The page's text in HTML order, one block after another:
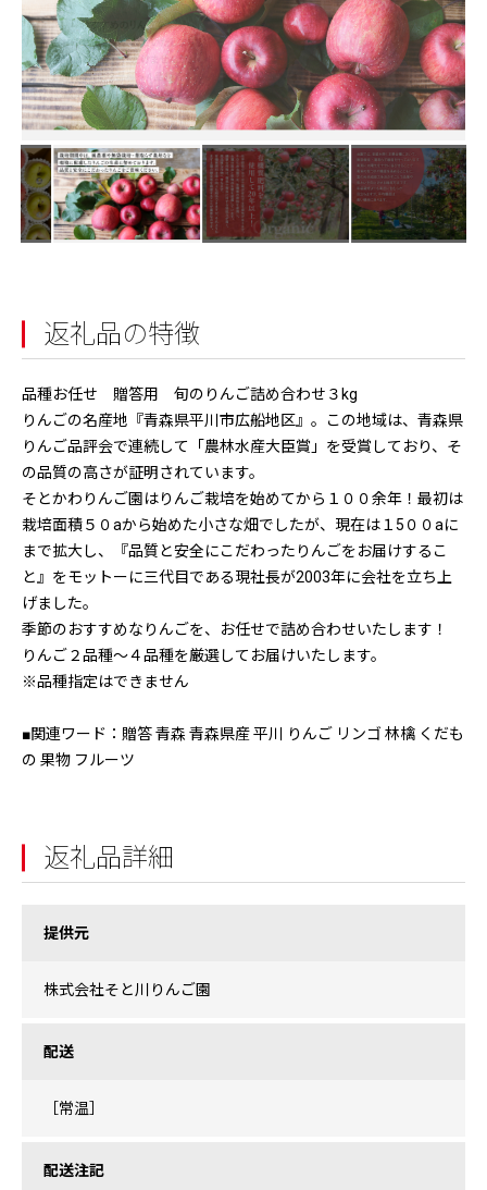
返礼品の特徴
品種お任せ 贈答用 旬のりんご詰め合わせ３kg
りんごの名産地『青森県平川市広船地区』。この地域は、青森県
りんご品評会で連続して「農林水産大臣賞」を受賞しており、そ
の品質の高さが証明されています。
そとかわりんご園はりんご栽培を始めてから１００余年！最初は
栽培面積５０aから始めた小さな畑でしたが、現在は１5００aに
まで拡大し、『品質と安全にこだわったりんごをお届けするこ
と』をモットーに三代目である現社長が2003年に会社を立ち上
げました。
季節のおすすめなりんごを、お任せで詰め合わせいたします！
りんご２品種～４品種を厳選してお届けいたします。
※品種指定はできません
■関連ワード：贈答 青森 青森県産 平川 りんご リンゴ 林檎 くだも
の 果物 フルーツ
返礼品詳細
提供元
株式会社そと川りんご園
配送
［常温］
配送注記